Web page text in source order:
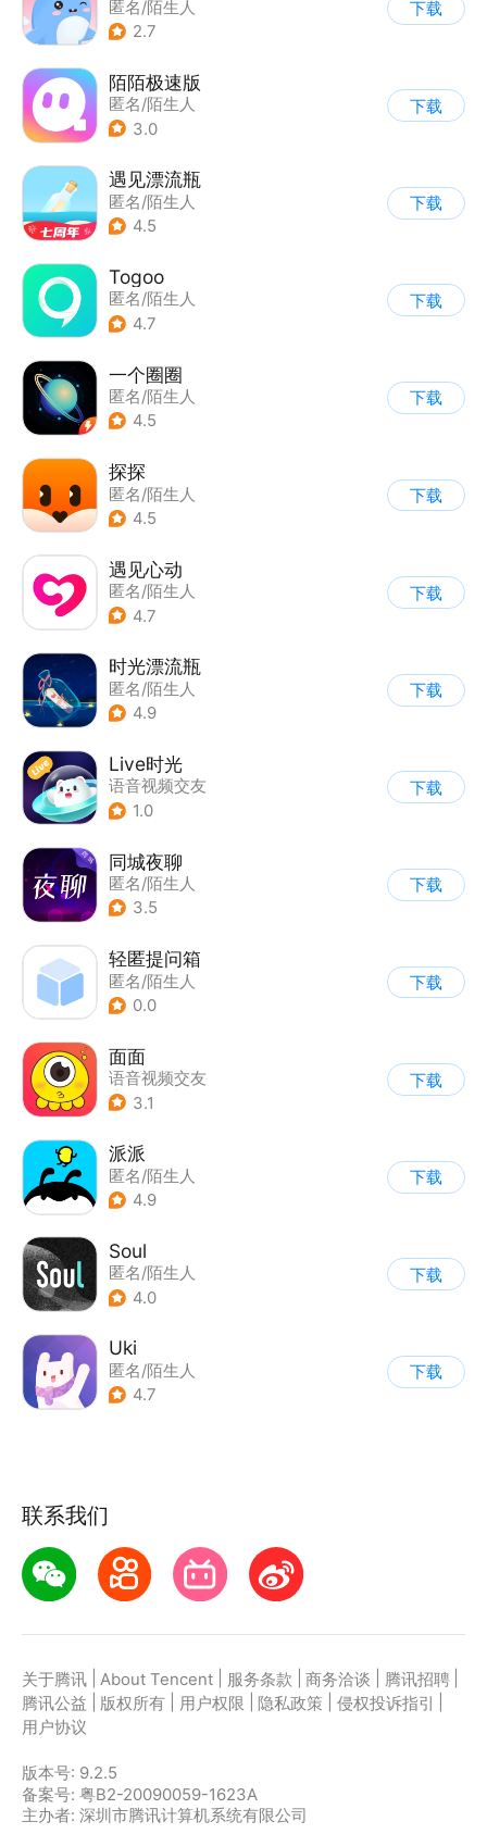
匿名/陌生人
2.7
下载
陌陌极速版
匿名/陌生人
3.0
下载
遇见漂流瓶
匿名/陌生人
4.5
下载
Togoo
匿名/陌生人
4.7
下载
一个圈圈
匿名/陌生人
4.5
下载
探探
匿名/陌生人
4.5
下载
遇见心动
匿名/陌生人
4.7
下载
时光漂流瓶
匿名/陌生人
4.9
下载
Live时光
语音视频交友
1.0
下载
同城夜聊
匿名/陌生人
3.5
下载
轻匿提问箱
匿名/陌生人
0.0
下载
面面
语音视频交友
| 匿名/陌生人
3.1
下载
派派
匿名/陌生人
4.9
下载
Soul
匿名/陌生人
4.0
下载
Uki
匿名/陌生人
4.7
下载
联系我们
关于腾讯 About Tencent 服务条款 商务洽谈 腾讯招聘
腾讯公益
版权所有 用户权限 隐私政策 侵权投诉指引
用户协议
版本号: 9.2.5
备案号: 粤B2-20090059-1623A
主办者: 深圳市腾讯计算机系统有限公司